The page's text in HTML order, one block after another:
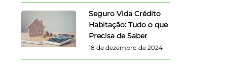
Seguro Vida Crédito
Habitação: Tudo o que
Precisa de Saber
18 de dezembro de 2024